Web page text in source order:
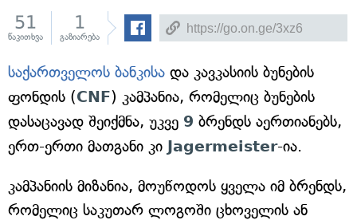
51
წაკითხვა
1
გაზიარება
საქართველოს ბანკისა და კავკასიის ბუნების
ფონდის (CNF) კამპანია, რომელიც ბუნების
დასაცავად შეიქმნა, უკვე 9 ბრენდს აერთიანებს,
ერთ-ერთი მათგანი კი Jagermeister-ია.
კამპანიის მიზანია, მოუწოდოს ყველა იმ ბრენდს,
რომელიც საკუთარ ლოგოში ცხოველის ან